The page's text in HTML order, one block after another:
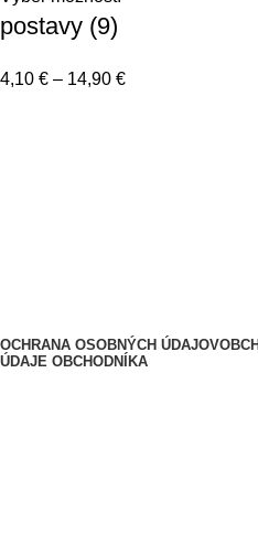
postavy (9)
4,10 € – 14,90 €
OCHRANA OSOBNÝCH ÚDAJOV
ÚDAJE OBCHODNÍKA